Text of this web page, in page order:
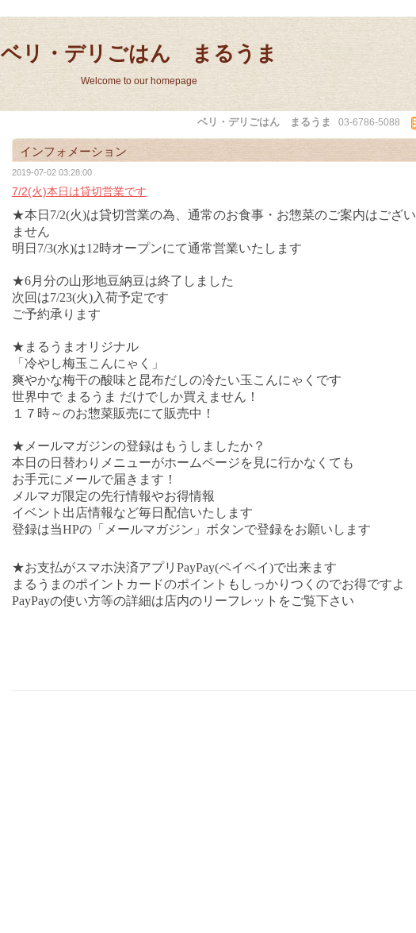
ベリ・デリごはん まるうま
Welcome to our homepage
ベリ・デリごはん まるうま 03-6786-5088
インフォメーション
2019-07-02 03:28:00
7/2(火)本日は貸切営業です
★本日7/2(火)は貸切営業の為、通常のお食事・お惣菜のご案内はござい
ません
明日7/3(水)は12時オープンにて通常営業いたします
★6月分の山形地豆納豆は終了しました
次回は7/23(火)入荷予定です
ご予約承ります
★まるうまオリジナル
「冷やし梅玉こんにゃく」
爽やかな梅干の酸味と昆布だしの冷たい玉こんにゃくです
世界中で まるうま だけでしか買えません！
１７時～のお惣菜販売にて販売中！
★メールマガジンの登録はもうしましたか？
本日の日替わりメニューがホームページを見に行かなくても
お手元にメールで届きます！
メルマガ限定の先行情報やお得情報
イベント出店情報など毎日配信いたします
登録は当HPの「メールマガジン」ボタンで登録をお願いします
★お支払がスマホ決済アプリ PayPay(ペイペイ)で出来ます
まるうまのポイントカードのポイントもしっかりつくのでお得ですよ
PayPayの使い方等の詳細は店内のリーフレットをご覧下さい